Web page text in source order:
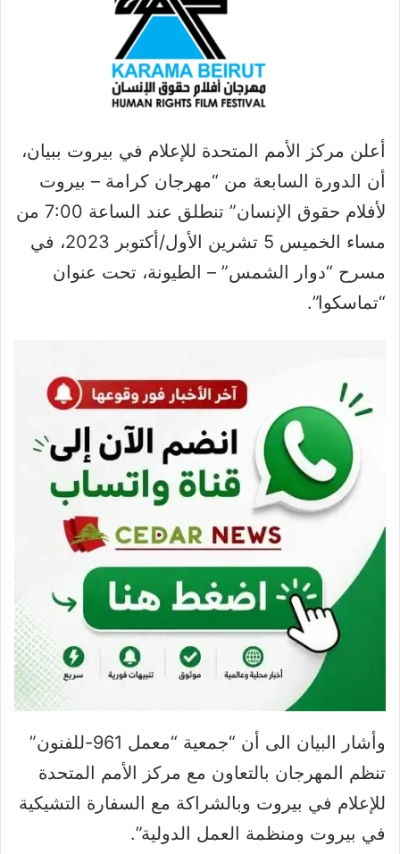
أعلن مركز الأمم المتحدة للإعلام في بيروت ببيان،
أن الدورة السابعة من “مهرجان كرامة – بيروت
لأفلام حقوق الإنسان” تنطلق عند الساعة 7:00 من
مساء الخميس 5 تشرين الأول/أكتوبر 2023، في
مسرح “دوار الشمس” – الطيونة، تحت عنوان
“تماسكوا”.
وأشار البيان الى أن “جمعية “معمل 961-للفنون”
تنظم المهرجان بالتعاون مع مركز الأمم المتحدة
للإعلام في بيروت وبالشراكة مع السفارة التشيكية
في بيروت ومنظمة العمل الدولية”.